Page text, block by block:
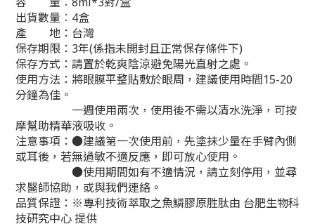
出貨數量︰4盒
產 地：台灣
保存期限：3年(係指未開封且正常保存條件下)
保存方式：請置於乾爽陰涼避免陽光直射之處。
使用方法：將眼膜平整貼敷於眼周，建議使用時間15-20
分鐘為佳。
一週使用兩次，使用後不需以清水洗淨，可按
摩幫助精華液吸收。
注意事項：●建議第一次使用前，先塗抹少量在手臂內側
或耳後，若無過敏不適反應，即可放心使用。
●使用期間如有不適情況，請立刻停用，並尋
求醫師協助，或與我們連絡。
品質保證：※專利技術萃取之魚鱗膠原胜肽由 台肥生物科
技研究中心 提供